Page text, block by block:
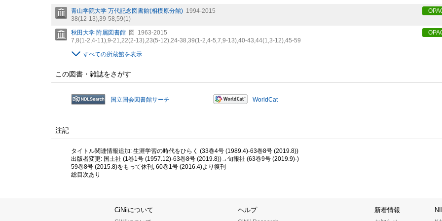
青山学院大学 万代記念図書館(相模原分館) 1994-2015
38(12-13),39-58,59(1)
秋田大学 附属図書館 図
1963-2015
7,8(1-2,4-11),9-21,22(2-13),23(5-12),24-38,39(1-2,4-5,7,9-13),40-43,44(1,3-12),45-59
すべての所蔵館を表示
この図書・雑誌をさがす
国立国会図書館サーチ WorldCat
注記
タイトル関連情報追加: 生涯学習の時代をひらく (33巻4号 (1989.4)-63巻8号 (2019.8))
出版者変更: 国土社 (1巻1号 (1957.12)-63巻8号 (2019.8))→旬報社 (63巻9号 (2019.9)-)
59巻8号 (2015.8)をもって休刊, 60巻1号 (2016.4)より復刊
総目次あり
CiNiiについて ヘルプ 新着情報